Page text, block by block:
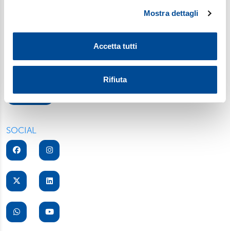
Approfondisci come vengono elaborati i tuoi dati personali
dalla Dichiarazione sui cookie.
Utilizziamo i cookie per personalizzare contenuti ed
analizzare il nostro traffico. Condividiamo inoltre
nostri partner, che si occupano di analisi dei dati web,
con altre informazioni che ha fornito loro o che hanno
raccolto dal suo utilizzo dei loro servizi. Scegliendo
“Rifiuta” saranno installati solo i cookie tecnici necessari
per il buon funzionamento del sito, con “Personalizza”
suo dispositivo. Potrà modificare in ogni momento le sue
preferenze cliccando sull’interruttore in basso a sinistra
Mostra dettagli
Accetta tutti
Rifiuta
condividere la vita familiare di ogni giorno (
Sofia
). Iscriviti alla
selezione di fatti e storie da discutere in classe (Ora Libera).
Fermati a pensare in un mondo che corre con
newsletter settimanale di Gutenberg, inserto culturale di
Iscriviti
SOCIAL